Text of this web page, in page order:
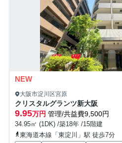
NEW
大阪市淀川区宮原
クリスタルグランツ新大阪
9.95万円 管理/共益費9,500円
34.95㎡ (1DK) /築18年 /15階建
東海道本線「東淀川」駅 徒歩7分